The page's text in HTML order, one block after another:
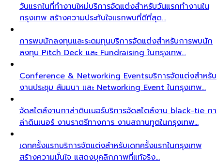
วันแรกในที่ทำงานใหม่บริการจัดแต่งสำหรับวันแรกทำงานใน
กรุงเทพ สร้างความประทับใจแรกพบที่ดีที่สุด…
การพบนักลงทุนและระดมทุนบริการจัดแต่งสำหรับการพบนัก
ลงทุน Pitch Deck และ Fundraising ในกรุงเทพ…
Conference & Networking Eventsบริการจัดแต่งสำหรับ
งานประชุม สัมมนา และ Networking Event ในกรุงเทพ…
จัดสไตล์งานกาล่าดินเนอร์บริการจัดสไตล์งาน black-tie กา
ล่าดินเนอร์ งานราตรีทางการ งานสถานทูตในกรุงเทพ…
เดทครั้งแรกบริการจัดแต่งสำหรับเดทครั้งแรกในกรุงเทพ
สร้างความมั่นใจ แสดงบุคลิกภาพที่แท้จริง…